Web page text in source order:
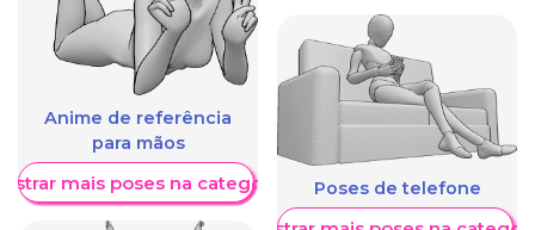
Anime de referência
para mãos
mais poses na categoria Poses de telefone